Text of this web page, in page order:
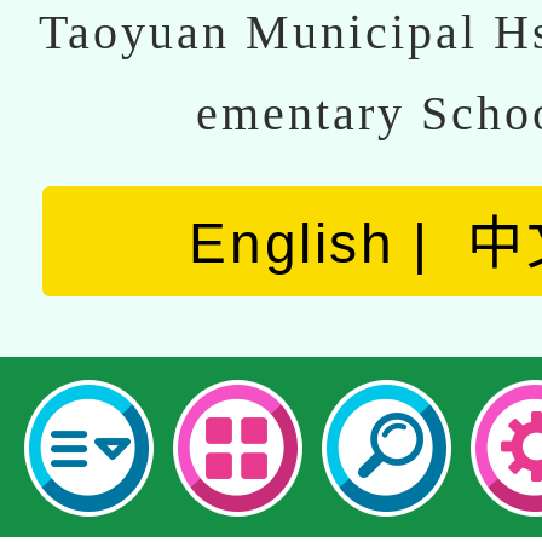
Taoyuan Municipal
ementary
English 中